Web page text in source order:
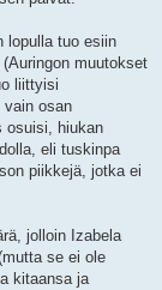
lopulla tuo esiin
muutokset
liittyisi
vain osan
osuisi, hiukan
eli tuskinpa
piikkejä, jotka ei
jolloin Izabela
se ei ole
kitaansa ja